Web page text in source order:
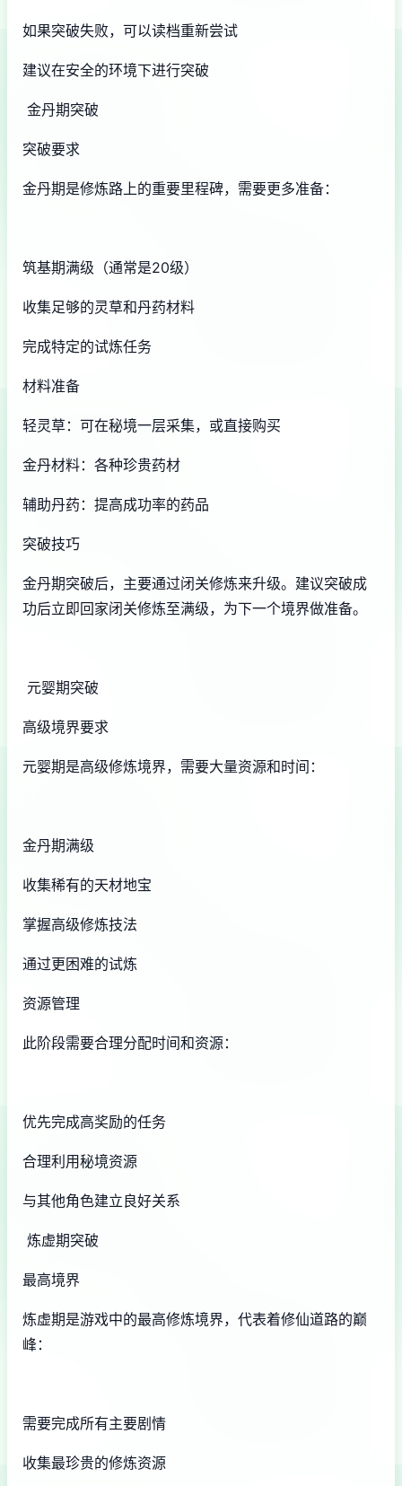
如果突破失败，可以读档重新尝试
建议在安全的环境下进行突破
金丹期突破
突破要求
金丹期是修炼路上的重要里程碑，需要更多准备：
筑基期满级（通常是20级）
收集足够的灵草和丹药材料
完成特定的试炼任务
材料准备
轻灵草：可在秘境一层采集，或直接购买
金丹材料：各种珍贵药材
辅助丹药：提高成功率的药品
突破技巧
金丹期突破后，主要通过闭关修炼来升级。建议突破成
功后立即回家闭关修炼至满级，为下一个境界做准备。
元婴期突破
高级境界要求
元婴期是高级修炼境界，需要大量资源和时间：
金丹期满级
收集稀有的天材地宝
掌握高级修炼技法
通过更困难的试炼
资源管理
此阶段需要合理分配时间和资源：
优先完成高奖励的任务
合理利用秘境资源
与其他角色建立良好关系
炼虚期突破
最高境界
炼虚期是游戏中的最高修炼境界，代表着修仙道路的巅
峰：
需要完成所有主要剧情
收集最珍贵的修炼资源